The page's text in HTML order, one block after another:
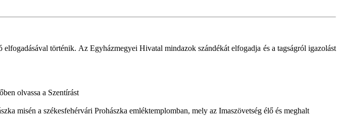
történik. Az Egyházmegyei Hivatal mindazok szándékát elfogadja és a tagságról igazolást
olvassa a Szentírást
misén a székesfehérvári Prohászka emléktemplomban, mely az Imaszövetség élő és meghalt